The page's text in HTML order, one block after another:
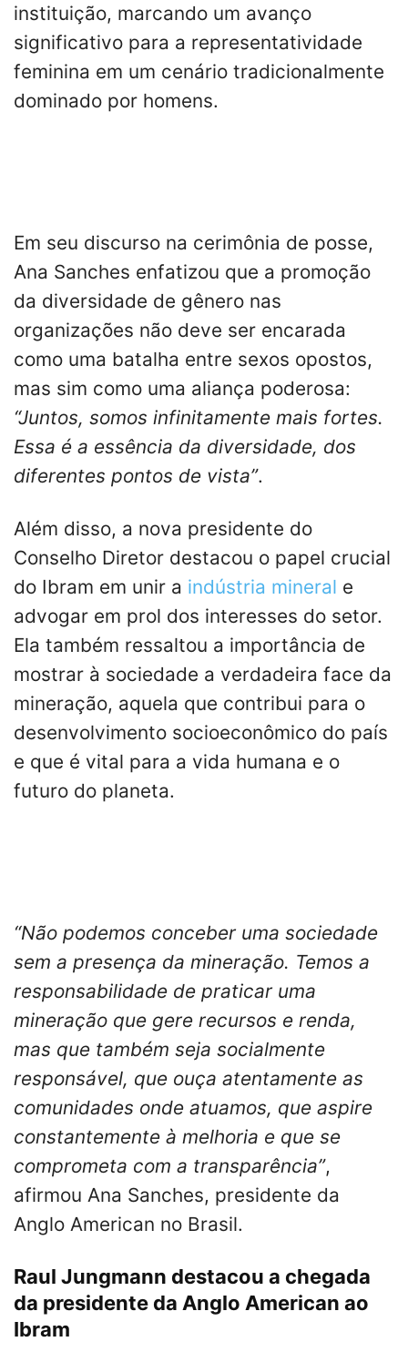
instituição, marcando um avanço
significativo para a representatividade
feminina em um cenário tradicionalmente
dominado por homens.
Em seu discurso na cerimônia de posse,
Ana Sanches enfatizou que a promoção
da diversidade de gênero nas
organizações não deve ser encarada
como uma batalha entre sexos opostos,
mas sim como uma aliança poderosa:
“Juntos, somos infinitamente mais fortes.
Essa é a essência da diversidade, dos
diferentes pontos de vista”.
Além disso, a nova presidente do
Conselho Diretor destacou o papel crucial
do Ibram em unir a indústria mineral e
advogar em prol dos interesses do setor.
Ela também ressaltou a importância de
mostrar à sociedade a verdadeira face da
mineração, aquela que contribui para o
desenvolvimento socioeconômico do país
e que é vital para a vida humana e o
futuro do planeta.
“Não podemos conceber uma sociedade
sem a presença da mineração. Temos a
responsabilidade de praticar uma
mineração que gere recursos e renda,
mas que também seja socialmente
responsável, que ouça atentamente as
comunidades onde atuamos, que aspire
constantemente à melhoria e que se
comprometa com a transparência”,
afirmou Ana Sanches, presidente da
Anglo American no Brasil.
Raul Jungmann destacou a chegada
da presidente da Anglo American ao
Ibram